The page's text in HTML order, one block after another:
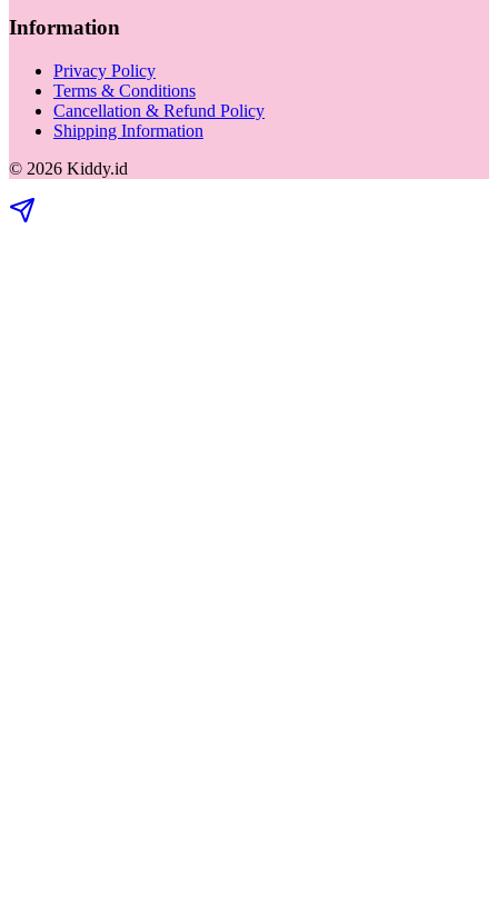
Information
Privacy Policy
Terms & Conditions
Cancellation & Refund Policy
Shipping Information
© 2026 Kiddy.id